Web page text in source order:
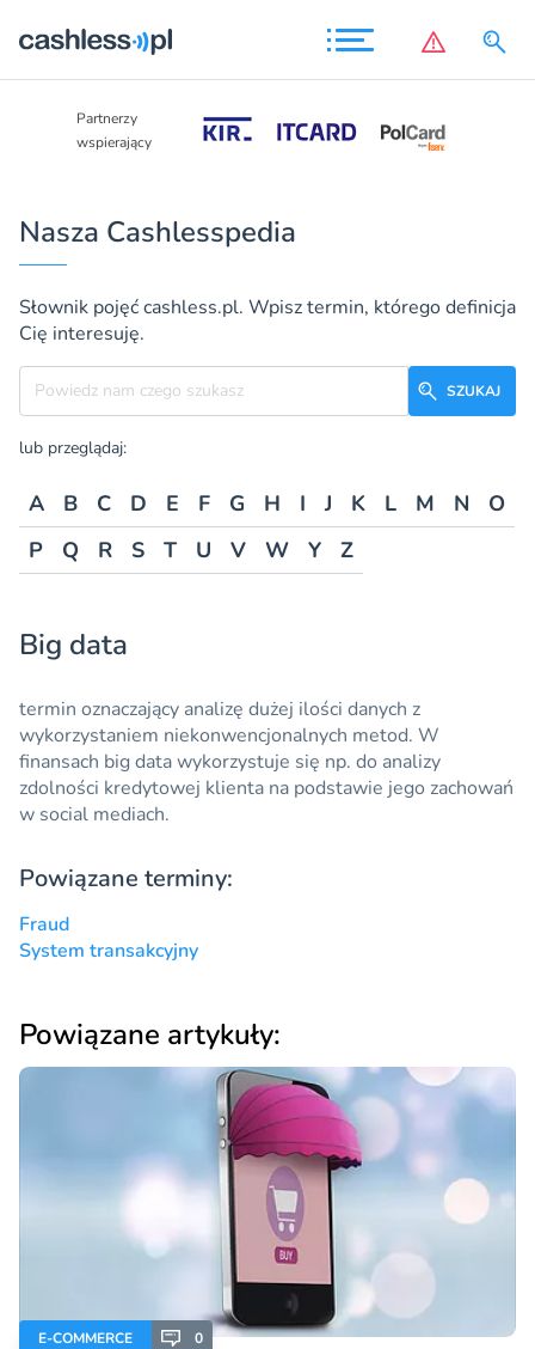
Partnerzy
wspierający
Nasza Cashlesspedia
Słownik pojęć cashless.pl. Wpisz termin, którego definicja
Cię interesuję.
Szukane hasło
SZUKAJ
lub przeglądaj:
A B C D E F G H I J K L M N
O
P
Q R S T U V W Y Z
Big data
termin oznaczający analizę dużej ilości danych z
wykorzystaniem niekonwencjonalnych metod. W
finansach big datawykorzystuje się np. do analizy
zdolności kredytowej klienta na podstawie jego zachowań
w social mediach.
Powiązane terminy:
Fraud
System transakcyjny
Powiązane artykuły:
E-COMMERCE 0